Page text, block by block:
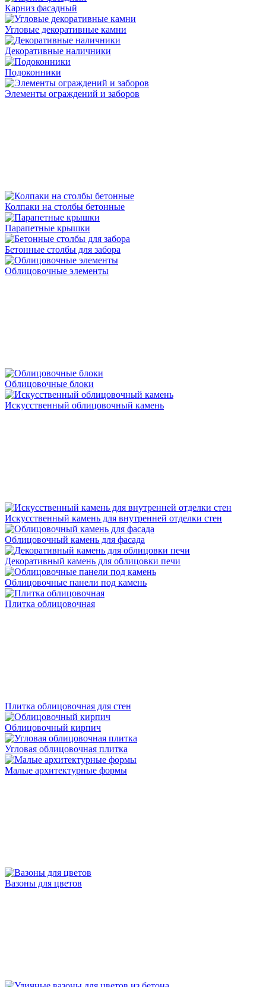
Карниз фасадный
Угловые декоративные камни
Декоративные наличники
Подоконники
Элементы ограждений и заборов
Колпаки на столбы бетонные
Парапетные крышки
Бетонные столбы для забора
Облицовочные элементы
Облицовочные блоки
Искусственный облицовочный камень
Искусственный камень для внутренней отделки стен
Облицовочный камень для фасада
Декоративный камень для облицовки печи
Облицовочные панели под камень
Плитка облицовочная
Плитка облицовочная для стен
Облицовочный кирпич
Угловая облицовочная плитка
Малые архитектурные формы
Вазоны для цветов